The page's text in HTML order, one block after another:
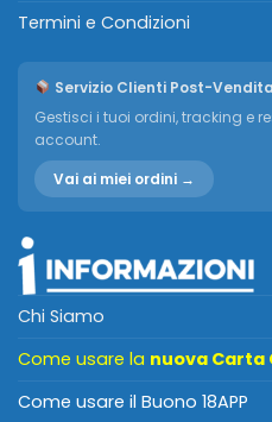
Termini e Condizioni
Servizio Clienti Post-Vendita
Gestisci i tuoi ordini, tracking e
account.
Vai ai miei ordini →
Chi Siamo
Come usare la nuova Carta
Come usare il Buono 18APP